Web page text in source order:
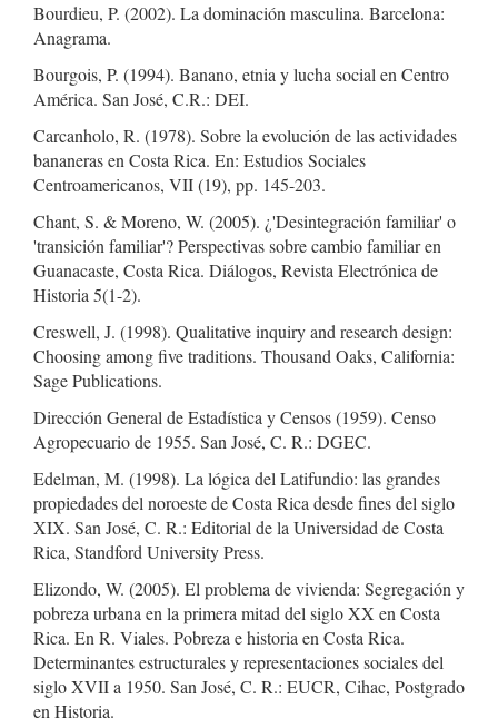
Bourdieu, P. (2002). La dominación masculina. Barcelona:
Anagrama.
Bourgois, P. (1994). Banano, etnia y lucha social en Centro
América. San José, C.R.: DEI.
Carcanholo, R. (1978). Sobre la evolución de las actividades
bananeras en Costa Rica. En: Estudios Sociales
Centroamericanos, VII (19), pp. 145-203.
Chant, S. & Moreno, W. (2005). ¿'Desintegración familiar' o
'transición familiar'? Perspectivas sobre cambio familiar en
Guanacaste, Costa Rica. Diálogos, Revista Electrónica de
Historia 5(1-2).
Creswell, J. (1998). Qualitative inquiry and research design:
Choosing among five traditions. Thousand Oaks, California:
Sage Publications.
Dirección General de Estadística y Censos (1959). Censo
Agropecuario de 1955. San José, C. R.: DGEC.
Edelman, M. (1998). La lógica del Latifundio: las grandes
propiedades del noroeste de Costa Rica desde fines del siglo
XIX. San José, C. R.: Editorial de la Universidad de Costa
Rica, Standford University Press.
Elizondo, W. (2005). El problema de vivienda: Segregación y
pobreza urbana en la primera mitad del siglo XX en Costa
Rica. En R. Viales. Pobreza e historia en Costa Rica.
Determinantes estructurales y representaciones sociales del
siglo XVII a 1950. San José, C. R.: EUCR, Cihac, Postgrado
en Historia.